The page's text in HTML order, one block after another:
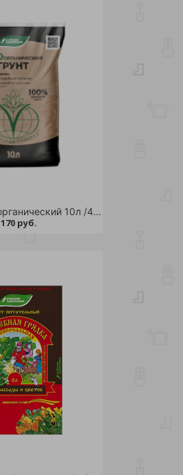
Грунт БХЗ Биоорганический 10л /4/168/180
170 руб.